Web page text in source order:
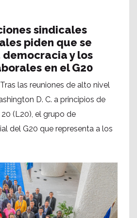
sindicales
piden que se
y los
en el G20
Tras las reuniones de alto nivel
D. C. a principios de
(L20), el grupo de
del G20 que representa a los